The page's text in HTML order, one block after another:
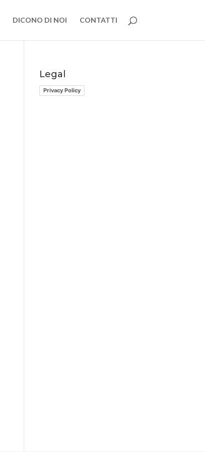
DICONO DI NOI CONTATTI
Legal
Privacy Policy